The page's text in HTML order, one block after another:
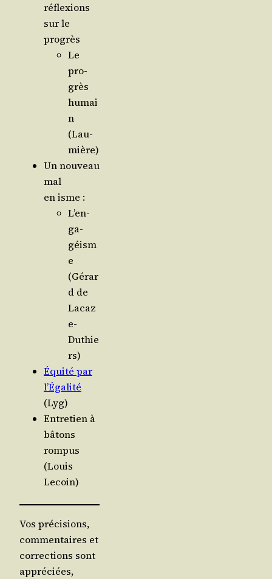
réflexions
sur le
progrès
Le
pro­
grès
humai
n
(Lau­
mière)
Un nou­veau
mal
en isme :
L’en­
ga­
géism
e
(Gérar
d de
Lacaz
e-
Duthie
rs)
Équi­té par
l’É­ga­li­té
(Lyg)
Entre­tien à
bâtons
rom­pus
(Louis
Lecoin)
Vos précisions,
commentaires et
corrections sont
appréciées,